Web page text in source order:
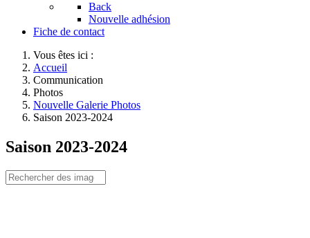
Back
Nouvelle adhésion
Fiche de contact
Vous êtes ici :
Accueil
Communication
Photos
Nouvelle Galerie Photos
Saison 2023-2024
Saison 2023-2024